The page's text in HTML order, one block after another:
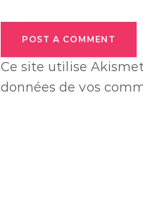
POST A COMMENT
Ce site utilise
données de vos